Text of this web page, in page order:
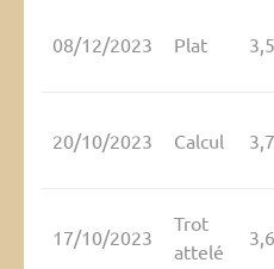
08/12/2023 Plat
20/10/2023 Calcul
17/10/2023
Trot
attelé